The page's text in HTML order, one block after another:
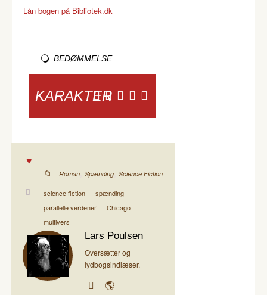
Lån bogen på Bibliotek.dk
BEDØMMELSE
KARAKTER
Roman, Spænding, Science Fiction
science fiction
spænding
parallelle verdener
Chicago
multivers
Lars Poulsen
Oversætter og
lydbogsindlæser.